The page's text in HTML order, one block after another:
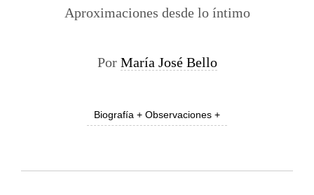
Aproximaciones desde lo íntimo
Por María José Bello
Biografía + Observaciones +